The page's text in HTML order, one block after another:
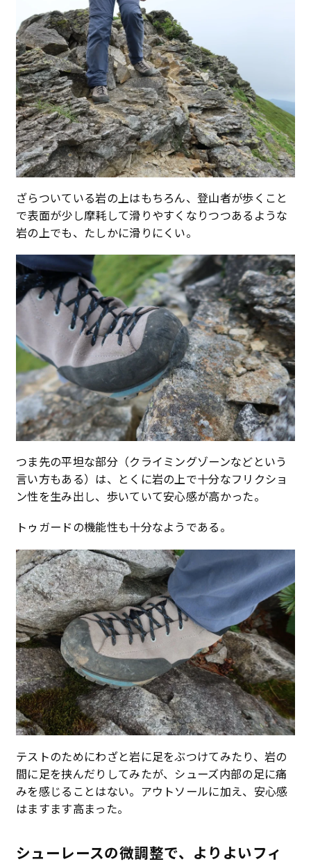
ざらついている岩の上はもちろん、登山者が歩くこと
で表面が少し摩耗して滑りやすくなりつつあるような
岩の上でも、たしかに滑りにくい。
つま先の平坦な部分（クライミングゾーンなどという
言い方もある）は、とくに岩の上で十分なフリクショ
ン性を生み出し、歩いていて安心感が高かった。
トゥガードの機能性も十分なようである。
テストのためにわざと岩に足をぶつけてみたり、岩の
間に足を挟んだりしてみたが、シューズ内部の足に痛
みを感じることはない。アウトソールに加え、安心感
はますます高まった。
シューレースの微調整で、よりよいフィ